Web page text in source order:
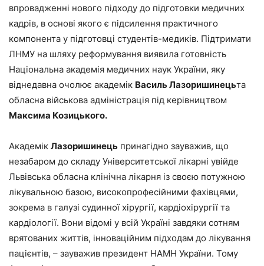
впровадженні нового підходу до підготовки медичних
кадрів, в основі якого є підсилення практичного
компонента у підготовці студентів-медиків. Підтримати
ЛНМУ на шляху реформування виявила готовність
Національна академія медичних наук України, яку
віднедавна очолює академік ВасильЛазоришинецьта
обласна військова адміністрація під керівництвом
Максима Козицького.
Академік Лазоришинець принагідно зауважив, що
незабаром до складу Університетської лікарні увійде
Львівська обласна клінічна лікарня із своєю потужною
лікувальною базою, високопрофесійними фахівцями,
зокрема в галузі судинної хірургії, кардіохірургії та
кардіології. Вони відомі у всій Україні завдяки сотням
врятованих життів, інноваційним підходам до лікування
пацієнтів, – зауважив президент НАМН України. Тому